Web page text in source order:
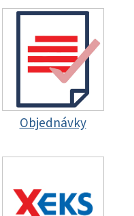
Objednávky